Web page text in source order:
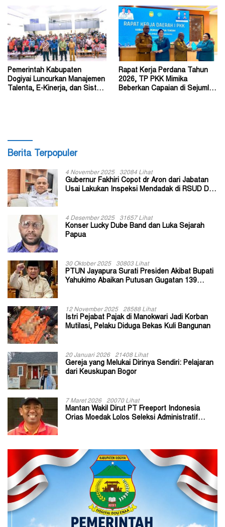
Pemerintah Kabupaten
Dogiyai Luncurkan Manajemen
Talenta, E-Kinerja, dan Sistem
Rapat Kerja Perdana Tahun
2026, TP PKK Mimika
Beberkan Capaian di Sejumlah
Berita Terpopuler
4 November 2025 32084 Lihat
Gubernur Fakhiri Copot dr Aron dari Jabatan
Usai Lakukan Inspeksi Mendadak di RSUD Dok
4 Desember 2025 31657 Lihat
Konser Lucky Dube Band dan Luka Sejarah
Papua
30 Oktober 2025 30803 Lihat
PTUN Jayapura Surati Presiden Akibat Bupati
Yahukimo Abaikan Putusan Gugatan 139
12 November 2025 28588 Lihat
Istri Pejabat Pajak di Manokwari Jadi Korban
Mutilasi, Pelaku Diduga Bekas Kuli Bangunan
20 Januari 2026 21408 Lihat
Gereja yang Melukai Dirinya Sendiri: Pelajaran
dari Keuskupan Bogor
7 Maret 2026 20070 Lihat
Mantan Wakil Dirut PT Freeport Indonesia
Orias Moedak Lolos Seleksi Administratif